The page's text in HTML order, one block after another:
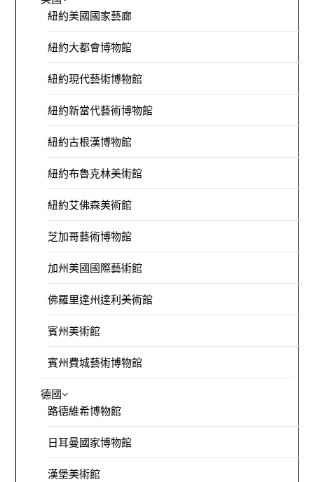
紐約美國國家藝廊
紐約大都會博物館
紐約現代藝術博物館
紐約新當代藝術博物館
紐約古根漢博物館
紐約布魯克林美術館
紐約艾佛森美術館
芝加哥藝術博物館
加州美國國際藝術館
佛羅里達州達利美術館
賓州美術館
賓州費城藝術博物館
德國
路德維希博物館
日耳曼國家博物館
漢堡美術館